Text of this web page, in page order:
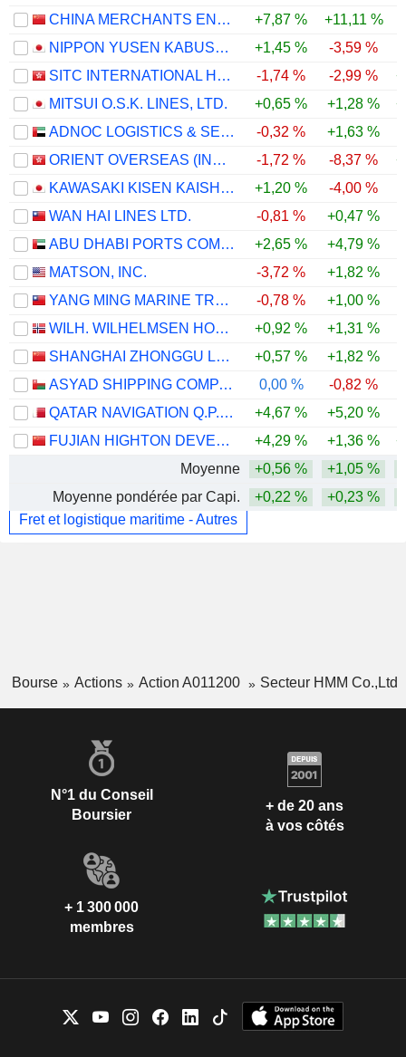
CHINA MERCHANTS ENERGY SHIPPING CO., LTD.
+7,87 % +11,11 %
NIPPON YUSEN KABUSHIKI KAISHA
+1,45 % -3,59 %
SITC INTERNATIONAL HOLDINGS COMPANY LIMITED
-1,74 % -2,99 %
MITSUI O.S.K. LINES, LTD.
+0,65 % +1,28 %
ADNOC LOGISTICS & SERVICES PLC
-0,32 % +1,63 %
ORIENT OVERSEAS (INTERNATIONAL) LIMITED
-1,72 % -8,37 %
KAWASAKI KISEN KAISHA, LTD.
+1,20 % -4,00 %
WAN HAI LINES LTD.
-0,81 % +0,47 %
ABU DHABI PORTS COMPANY
+2,65 % +4,79 %
MATSON, INC.
-3,72 % +1,82 %
YANG MING MARINE TRANSPORT CORPORATION
-0,78 % +1,00 %
WILH. WILHELMSEN HOLDING ASA
+0,92 % +1,31 %
SHANGHAI ZHONGGU LOGISTICS CO., LTD.
+0,57 % +1,82 %
ASYAD SHIPPING COMPANY SAOG
0,00 % -0,82 %
QATAR NAVIGATION Q.P.S.C.
+4,67 % +5,20 %
FUJIAN HIGHTON DEVELOPMENT CO., LTD.
+4,29 % +1,36 %
Moyenne
+0,56 % +1,05 %
Moyenne pondérée par Capi.
+0,22 % +0,23 %
Fret et logistique maritime - Autres
Bourse Actions Action A011200 Secteur HMM Co.,Ltd
N°1 du Conseil
Boursier
+ de 20 ans
à vos côtés
+ 1 300 000
membres